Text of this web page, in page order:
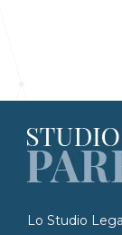
Lo Studio